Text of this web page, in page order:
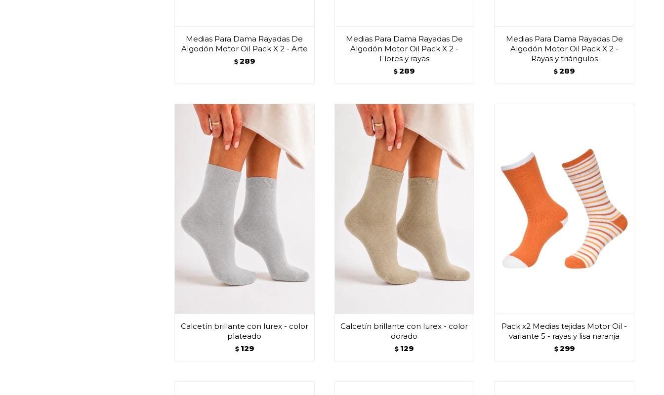
Medias Para Dama Rayadas De
Algodón Motor Oil Pack X 2 - Arte
$ 289
Medias Para Dama Rayadas De
Algodón Motor Oil Pack X 2 -
Flores y rayas
$ 289
Medias Para Dama Rayadas De
Algodón Motor Oil Pack X 2 -
Rayas y triángulos
$ 289
Calcetín brillante con lurex - color
plateado
$ 129
Calcetín brillante con lurex - color
dorado
$ 129
Pack x2 Medias tejidas Motor Oil -
variante 5 - rayas y lisa naranja
$ 299